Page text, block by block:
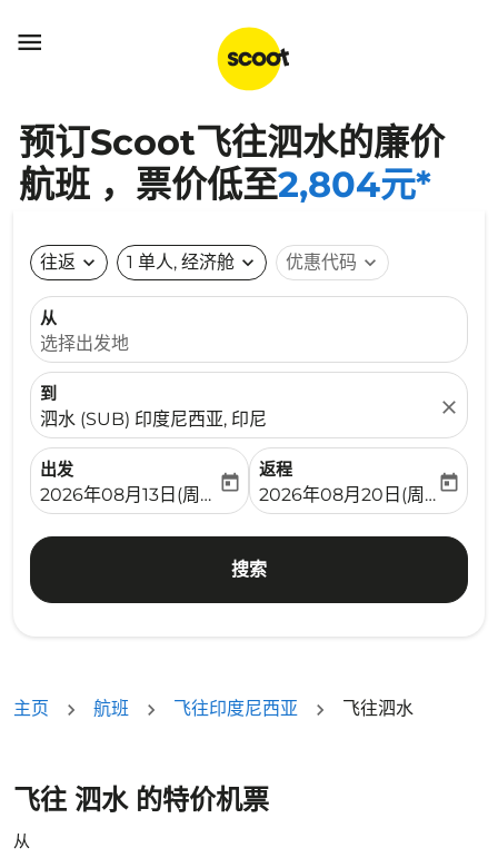

预订Scoot飞往泗水的廉价
航班 ，票价低至2,804元*
往返 expand_more 1 单人, 经济舱 expand_more 优惠代码 expand_more
从
选择出发地
到
泗水 (SUB) 印度尼西亚, 印尼
close
出发
fc-booking-departure-date-aria-label
2026年08月13日(周四)
today
返程
fc-booking-return-date-
2026年08月20日(周四)
today
搜索
主页 航班 飞往印度尼西亚 飞往泗水
飞往 泗水 的特价机票
从